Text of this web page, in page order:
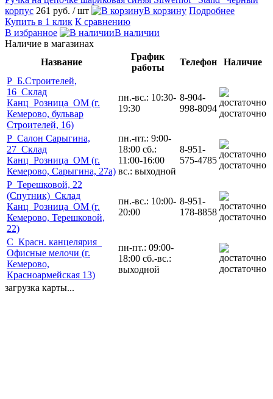
корпус 261 руб. / шт В корзину Подробнее
Купить в 1 клик К сравнению
В избранное
В наличии
Наличие в магазинах
Название
График
работы
Телефон
Наличие
Р_Б.Строителей,
16_Склад
Канц_Розница_ОМ (г.
Кемерово, бульвар
Строителей, 16)
пн.-вс.: 10:30-
19:30
8-904-
998-8094 достаточно
Р_Салон Сарыгина,
27_Склад
Канц_Розница_ОМ (г.
Кемерово, Сарыгина, 27а)
пн.-пт.: 9:00-
18:00 сб.:
11:00-16:00
вс.: выходной
8-951-
575-4785 достаточно
Р_Терешковой, 22
(Спутник)_Склад
Канц_Розница_ОМ (г.
Кемерово, Терешковой,
22)
пн.-вс.: 10:00-
20:00
8-951-
178-8858 достаточно
С_Красн. канцелярия_
Офисные мелочи (г.
Кемерово,
Красноармейская 13)
пн-пт.: 09:00-
18:00 сб.-вс.:
выходной
достаточно
загрузка карты...